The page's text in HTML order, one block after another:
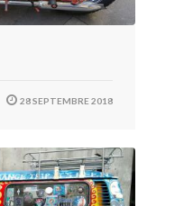
28 SEPTEMBRE 2018